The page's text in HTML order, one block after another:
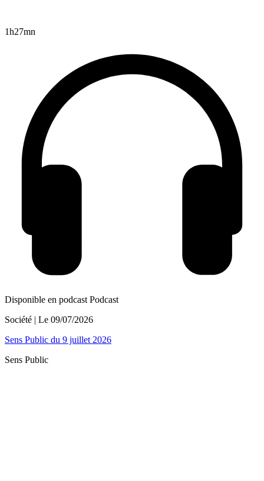
1h27mn
Disponible en podcast Podcast
Société | Le 09/07/2026
Sens Public du 9 juillet 2026
Sens Public